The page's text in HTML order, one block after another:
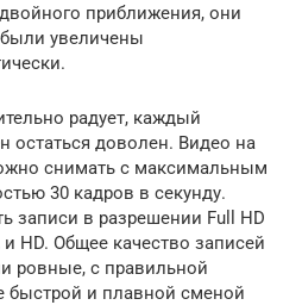
приближения, они
были увеличены
радует, каждый
остаться доволен. Видео на
снимать с максимальным
30 кадров в секунду.
записи в разрешении Full HD
и HD. Общее качество записей
ровные, с правильной
быстрой и плавной сменой